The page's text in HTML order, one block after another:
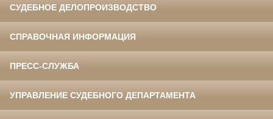
СУДЕБНОЕ ДЕЛОПРОИЗВОДСТВО
СПРАВОЧНАЯ ИНФОРМАЦИЯ
ПРЕСС-СЛУЖБА
УПРАВЛЕНИЕ СУДЕБНОГО ДЕПАРТАМЕНТА